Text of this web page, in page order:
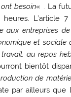
besoin« . La
heures.
aux entreprises
et sociale
au repos
bientôt
de
par ailleurs